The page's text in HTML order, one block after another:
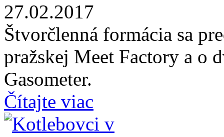
27.02.2017
Štvorčlenná formácia sa
pražskej Meet Factory a o
Gasometer.
Čítajte viac